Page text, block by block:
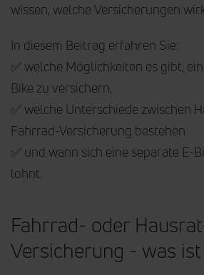
wissen, welche Versicherungen
In diesem Beitrag erfahren Sie:
✅ welche Möglichkeiten es gibt,
Bike zu versichern,
✅ welche Unterschiede zwischen
Fahrrad-Versicherung bestehen
✅ und wann sich eine separate E-
lohnt.
Fahrrad- oder
Versicherung - was